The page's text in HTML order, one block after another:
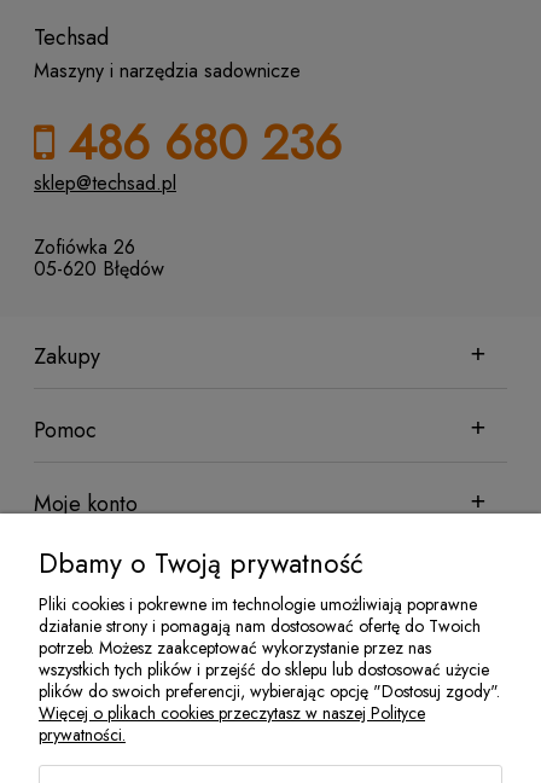
Techsad
Maszyny i narzędzia sadownicze
486 680 236
sklep@techsad.pl
Zofiówka 26
05-620 Błędów
Zakupy
Pomoc
Moje konto
Informacje
Sklep sadowniczy Techsad | Zofiówka 26, 05-620 Błędów | NIP:
7972081952 | REGON: 524100078 | Email:jakubisiak@techsad.pl
Dbamy o Twoją prywatność
Pliki cookies i pokrewne im technologie umożliwiają poprawne
działanie strony i pomagają nam dostosować ofertę do Twoich
potrzeb. Możesz zaakceptować wykorzystanie przez nas
wszystkich tych plików i przejść do sklepu lub dostosować użycie
plików do swoich preferencji, wybierając opcję "Dostosuj zgody".
Więcej o plikach cookies przeczytasz w naszej Polityce
prywatności.